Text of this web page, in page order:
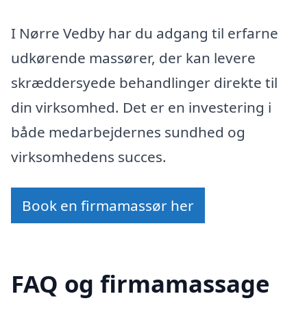
I Nørre Vedby har du adgang til erfarne
udkørende massører, der kan levere
skræddersyede behandlinger direkte til
din virksomhed. Det er en investering i
både medarbejdernes sundhed og
virksomhedens succes.
Book en firmamassør her
FAQ og firmamassage